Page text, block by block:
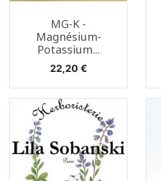
MG-K -
Magnésium-
Potassium...
Prix
22,20 €